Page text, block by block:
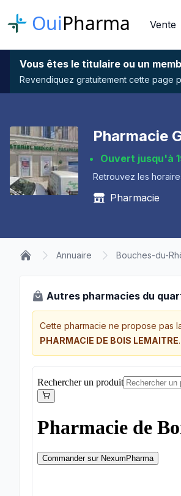
OuiPharma Vente
Vous êtes le titulaire ou un
Revendiquez gratuitement cette page
Pharmacie
Ouvert jusqu'à
Retrouvez les
Pharmacie
Annuaire Bouches-du-
Autres pharmacies du
Cette pharmacie ne propose pas
PHARMACIE DE BOIS LEMAITRE